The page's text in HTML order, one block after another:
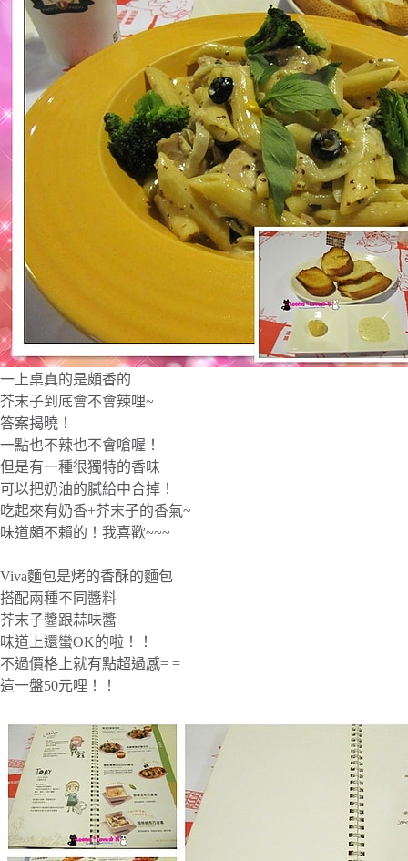
一上桌真的是頗香的
芥末子到底會不會辣哩~
答案揭曉！
一點也不辣也不會嗆喔！
但是有一種很獨特的香味
可以把奶油的膩給中合掉！
吃起來有奶香+芥末子的香氣~
味道頗不賴的！我喜歡~~~
Viva麵包是烤的香酥的麵包
搭配兩種不同醬料
芥末子醬跟蒜味醬
味道上還蠻OK的啦！！
不過價格上就有點超過感= =
這一盤50元哩！！